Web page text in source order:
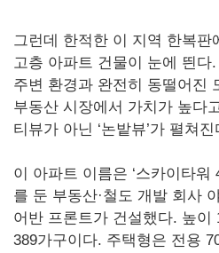
그런데 한적한 이 지역 한복판
고층 아파트 건물이 눈에 띈다
주변 환경과 완전히 동떨어진
부동산 시장에서 가치가 높다
티뷰가 아닌 ‘논밭뷰’가 펼쳐진
이 아파트 이름은 ‘스카이타워
를 둔 부동산·철도 개발 회사
어반 프론트가 건설했다. 높이
389가구이다. 주택형은 전용